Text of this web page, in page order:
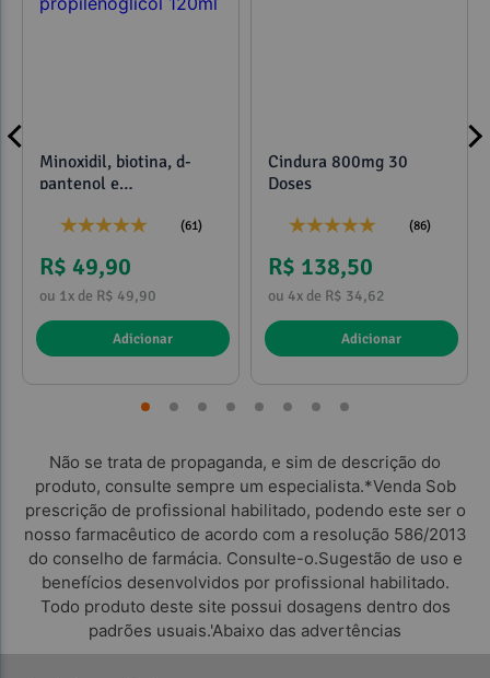
Minoxidil, biotina, d-
pantenol e
(61)
R$ 49,90
ou 1x de R$ 49,90
Adicionar
Cindura 800mg 30
Doses
(86)
R$ 138,50
ou 4x de R$ 34,62
Adicionar
Não se trata de propaganda, e sim de descrição do
produto, consulte sempre um especialista.*Venda Sob
prescrição de profissional habilitado, podendo este ser o
nosso farmacêutico de acordo com a resolução 586/2013
do conselho de farmácia. Consulte-o.Sugestão de uso e
benefícios desenvolvidos por profissional habilitado.
Todo produto deste site possui dosagens dentro dos
padrões usuais.'Abaixo das advertências